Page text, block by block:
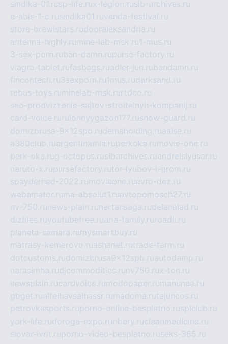
sindika-01.rusp-life.rux-legion.rusib-archives.ru
e-abis-1-c.rusindika01.ruvenda-festival.ru
store-brawlstars.rudooraleksandria.ru
antenna-highly.ru mine-lab-msk.ru1-mus.ru
3-sex-porn.ruban-damn.rupurse-factory.ru
viagra-tablet.rufasbags.ruadler-jun.rubandamn.ru
fincontech.ru3sexporn.ru1mus.rudarksand.ru
rebus-toys.ru minelab-msk.ru rtdco.ru
seo-prodvizhenie-sajtov-stroitelnyh-kompanij.ru
card-voice.ru rulonnyygazon177.rusnow-guard.ru
domizbrusa-9x12spb.rudemaholding.ruaalse.ru
a380club.ruargentinamia.ruperkoka.ru movie-one.ru
perk-oka.rug-octopus.rusibarchives.ruandreislyusar.ru
naruto-x.rupursefactory.rutor-lyubov-i-grom.ru
spayderhed-2022.ru movieone.ruevro-dez.ru
webamator.ru ma-absolut1.ruavtopomosch27.ru
nv-750.ru news-plain.ru nertansaga.rudelanalad.ru
dizfiles.ruyoutubefree.ruaria-family.ru roadli.ru
planeta-samara.ru mysmartbuy.ru
matrasy-kemerovo.ruashanet.rutrade-farm.ru
dotcustoms.rudomizbrusa9x12spb.ruautodamp.ru
narasimha.rudjcommodities.ru nv750.rux-ton.ru
newsplain.rucardvoice.ru modopaper.ru manunae.ru
gbget.rualfeihavsalnassr.ru madoma.rutajuncos.ru
petrovkasports.ruporno-online-besplatno.rusplclub.ru
york-life.rudoroga-expo.ru ribery.rucleanmedicine.ru
slovar-ivrit.ruporno-video-besplatno.ruseks-365.ru